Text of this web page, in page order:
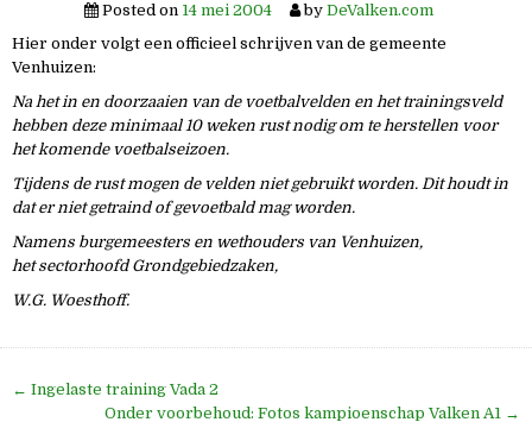
Posted on 14 mei 2004 by DeValken.com
Hier onder volgt een officieel schrijven van de gemeente
Venhuizen:
Na het in en doorzaaien van de voetbalvelden en het trainingsveld
hebben deze minimaal 10 weken rust nodig om te herstellen voor
het komende voetbalseizoen.
Tijdens de rust mogen de velden niet gebruikt worden. Dit houdt in
dat er niet getraind of gevoetbald mag worden.
Namens burgemeesters en wethouders van Venhuizen,
het sectorhoofd Grondgebiedzaken,
W.G. Woesthoff.
Bericht
navigatie
← Ingelaste training Vada 2
Onder voorbehoud: Fotos kampioenschap Valken A1 →